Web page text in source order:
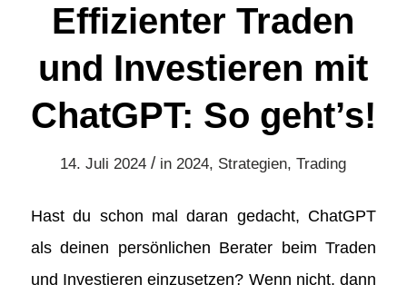
Effizienter Traden
und Investieren mit
ChatGPT: So geht’s!
14. Juli 2024 / in2024, Strategien,Trading
Hast du schon mal daran gedacht, ChatGPT
als deinen persönlichen Berater beim Traden
und Investieren einzusetzen? Wenn nicht, dann